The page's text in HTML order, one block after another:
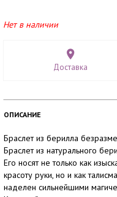
Нет в наличии
Доставка
ОПИСАНИЕ
Браслет из берилла
Браслет из натурального
Его носят не только как
красоту руки, но и как
наделен сильнейшими